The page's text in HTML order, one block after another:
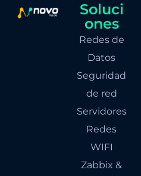
Soluci
ones
Redes de
Datos
Seguridad
de red
Servidores
Redes
WIFI
Zabbix &